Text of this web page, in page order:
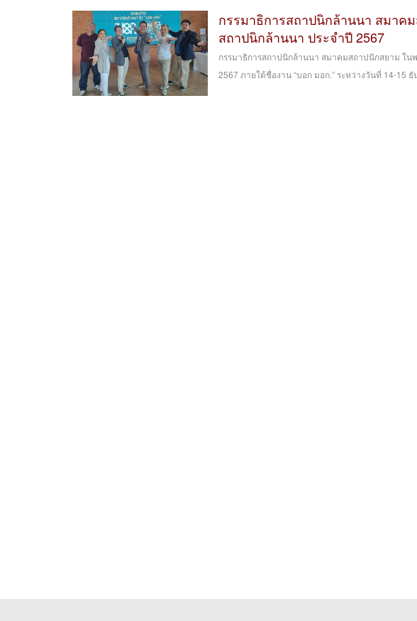
กรรมาธิการสถาปนิกล้านนา สมาค
สถาปนิกล้านนา ประจำปี 2567
กรรมาธิการสถาปนิกล้านนา สมาคมสถาปนิกสยาม ใ
2567 ภายใต้ชื่องาน “บอก มอก.” ระหว่างวันที่ 14-15 ธั